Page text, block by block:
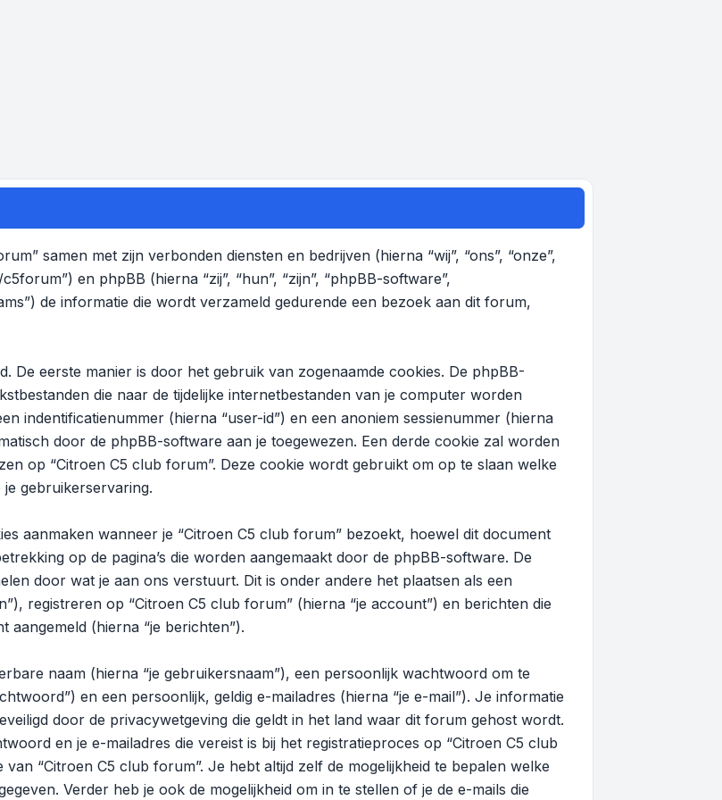
samen met zijn verbonden diensten en bedrijven (hierna “wij”, “ons”, “onze”,
en phpBB (hierna “zij”, “hun”, “zijn”, “phpBB-software”,
de informatie die wordt verzameld gedurende een bezoek aan dit forum,
De eerste manier is door het gebruik van zogenaamde cookies. De phpBB-
die naar de tijdelijke internetbestanden van je computer worden
indentificatienummer (hierna “user-id”) en een anoniem sessienummer (hierna
door de phpBB-software aan je toegewezen. Een derde cookie zal worden
op “Citroen C5 club forum”. Deze cookie wordt gebruikt om op te slaan welke
gebruikerservaring.
aanmaken wanneer je “Citroen C5 club forum” bezoekt, hoewel dit document
op de pagina’s die worden aangemaakt door de phpBB-software. De
door wat je aan ons verstuurt. Dit is onder andere het plaatsen als een
registreren op “Citroen C5 club forum” (hierna “je account”) en berichten die
aangemeld (hierna “je berichten”).
naam (hierna “je gebruikersnaam”), een persoonlijk wachtwoord om te
en een persoonlijk, geldig e-mailadres (hierna “je e-mail”). Je informatie
door de privacywetgeving die geldt in het land waar dit forum gehost wordt.
en je e-mailadres die vereist is bij het registratieproces op “Citroen C5 club
“Citroen C5 club forum”. Je hebt altijd zelf de mogelijkheid te bepalen welke
Verder heb je ook de mogelijkheid om in te stellen of je de e-mails die